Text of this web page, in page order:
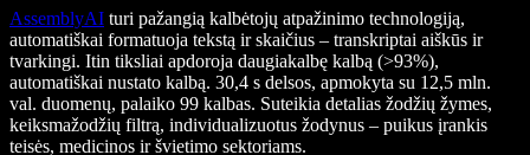
AssemblyAI turi pažangią kalbėtojų atpažinimo technologiją,
automatiškai formatuoja tekstą ir skaičius – transkriptai aiškūs ir
tvarkingi. Itin tiksliai apdoroja daugiakalbę kalbą (>93%),
automatiškai nustato kalbą. 30,4 s delsos, apmokyta su 12,5 mln.
val. duomenų, palaiko 99 kalbas. Suteikia detalias žodžių žymes,
keiksmažodžių filtrą, individualizuotus žodynus – puikus įrankis
teisės, medicinos ir švietimo sektoriams.